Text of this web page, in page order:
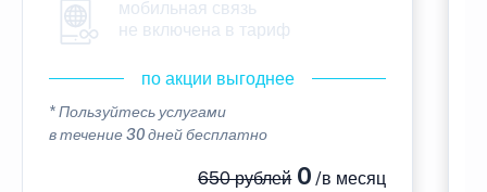
мобильная связь
не включена в тариф
по акции выгоднее
* Пользуйтесь услугами
в течение 30 дней бесплатно
650 рублей0 /в месяц